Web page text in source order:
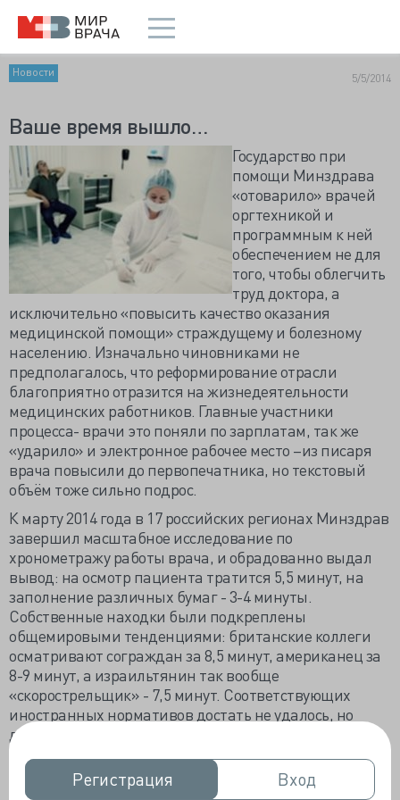
Регистрация
Регистрация Вход
Вход
Новости 5/5/2014
Ваше время вышло…
Государство при
помощи Минздрава
«отоварило» врачей
оргтехникой и
программным к ней
обеспечением не для
того, чтобы облегчить
труд доктора, а
исключительно «повысить качество оказания
медицинской помощи» страждущему и болезному
населению. Изначально чиновниками не
предполагалось, что реформирование отрасли
благоприятно отразится на жизнедеятельности
медицинских работников. Главные участники
процесса- врачи это поняли по зарплатам, так же
«ударило» и электронное рабочее место –из писаря
врача повысили до первопечатника, но текстовый
объём тоже сильно подрос.
К марту 2014 года в 17 российских регионах Минздрав
завершил масштабное исследование по
хронометражу работы врача, и обрадованно выдал
вывод: на осмотр пациента тратится 5,5 минут, на
заполнение различных бумаг - 3-4 минуты.
Собственные находки были подкреплены
общемировыми тенденциями: британские коллеги
осматривают сограждан за 8,5 минут, американец за
8-9 минут, а израильтянин так вообще
«скорострельщик» - 7,5 минут. Соответствующих
иностранных нормативов достать не удалось, но
доверим компетенции министра Скворцовой,
поделившейся этим знанием с Владимиром
Познером.